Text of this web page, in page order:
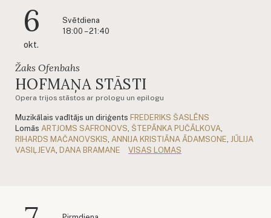
6
okt.
Svētdiena
18:00 – 21:40
Žaks Ofenbahs
HOFMAŅA STĀSTI
Opera trijos stāstos ar prologu un epilogu
Muzikālais vadītājs un diriģents FREDERIKS ŠASLĒNS
Lomās ARTJOMS SAFRONOVS ŠTEPĀNKA PUČĀLKOVA
RIHARDS MAČANOVSKIS ANNIJA KRISTIĀNA ĀDAMSONE JŪLIJA
VASIĻJEVA DANA BRAMANE VISAS LOMAS